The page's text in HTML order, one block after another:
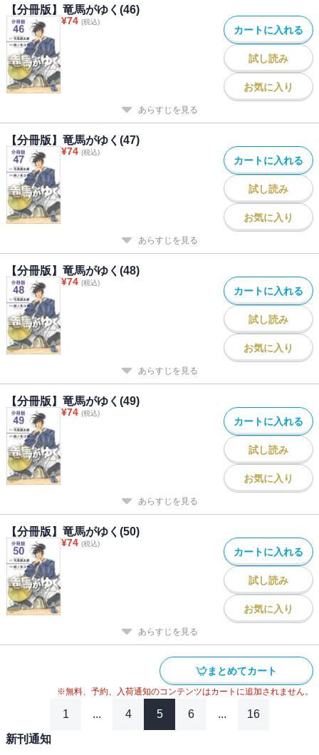
【分冊版】竜馬がゆく(46)
¥74 (税込)
カートに入れる
試し読み
お気に入り
あらすじを見る
【分冊版】竜馬がゆく(47)
¥74 (税込)
カートに入れる
試し読み
お気に入り
あらすじを見る
【分冊版】竜馬がゆく(48)
¥74 (税込)
カートに入れる
試し読み
お気に入り
あらすじを見る
【分冊版】竜馬がゆく(49)
¥74 (税込)
カートに入れる
試し読み
お気に入り
あらすじを見る
【分冊版】竜馬がゆく(50)
¥74 (税込)
カートに入れる
試し読み
お気に入り
あらすじを見る
まとめてカート
※無料、予約、入荷通知のコンテンツはカートに追加されません。
1 ... 4 5 6 ... 16
新刊通知